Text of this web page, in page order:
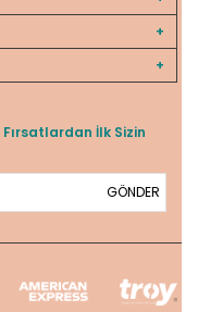
İlk Sizin
GÖNDER